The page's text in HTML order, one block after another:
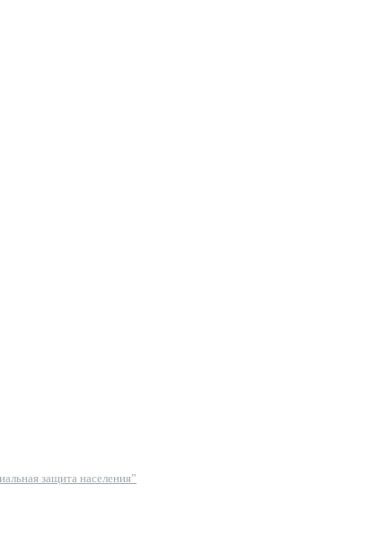
защита населения”